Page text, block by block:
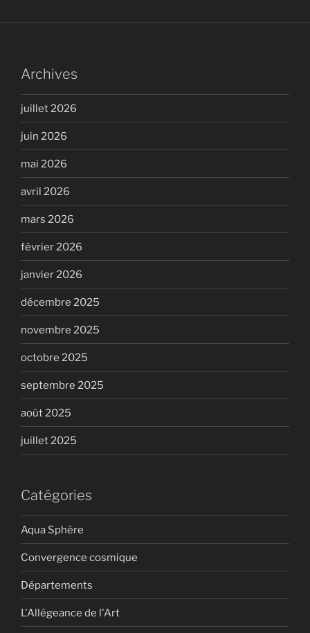
Archives
juillet 2026
juin 2026
mai 2026
avril 2026
mars 2026
février 2026
janvier 2026
décembre 2025
novembre 2025
octobre 2025
septembre 2025
août 2025
juillet 2025
Catégories
Aqua Sphère
Convergence cosmique
Départements
L'Allégeance de l'Art